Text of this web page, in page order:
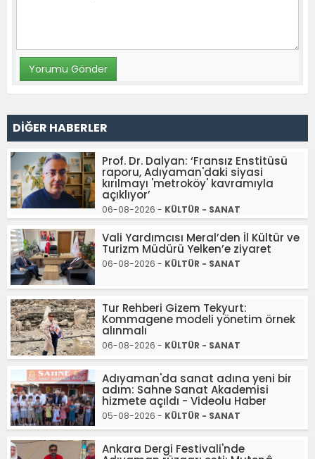
DİĞER HABERLER
Prof. Dr. Dalyan: ‘Fransız Enstitüsü
raporu, Adıyaman'daki siyasi
kırılmayı 'metroköy' kavramıyla
açıklıyor’
06-08-2026 - KÜLTÜR - SANAT
Vali Yardımcısı Meral’den İl Kültür ve
Turizm Müdürü Yelken’e ziyaret
06-08-2026 - KÜLTÜR - SANAT
Tur Rehberi Gizem Tekyurt:
Kommagene modeli yönetim örnek
alınmalı
06-08-2026 - KÜLTÜR - SANAT
Adıyaman'da sanat adına yeni bir
adım: Sahne Sanat Akademisi
hizmete açıldı - Videolu Haber
05-08-2026 - KÜLTÜR - SANAT
Ankara Dergi Festivali'nde